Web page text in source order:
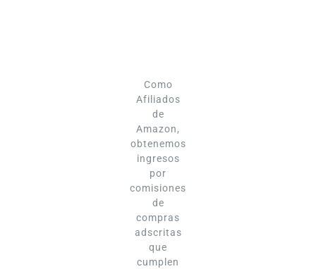
Como
Afiliados
de
Amazon,
obtenemos
ingresos
por
comisiones
de
compras
adscritas
que
cumplen